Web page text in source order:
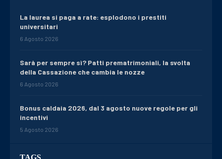
La laurea si paga a rate: esplodono i prestiti
universitari
6 Agosto 2026
Sarà per sempre sì? Patti prematrimoniali, la svolta
della Cassazione che cambia le nozze
6 Agosto 2026
Bonus caldaia 2026, dal 3 agosto nuove regole per gli
incentivi
5 Agosto 2026